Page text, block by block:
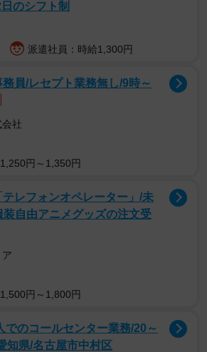
強調し世論を味方に
、マドゥロ政権を「麻薬テロ組
が国際的な麻薬密輸に関与している
回の介入では特に「フェンタニル危
して強調された。
の死者を出している合成麻薬フェ
世論を味方につける強力な武器とな
起訴されていたマドゥロ氏の身柄拘
いがあった。これは1989年のパナマ
輸容疑でノリエガ将軍を拘束した際
らせた形といえる。
油埋蔵量を巡る経済的利害が挙げ
のシフト制
派遣社員：時給1,300円
員/レセプト業務無し/9時～
社
円～1,350円
レフォンオペレーター」/未
自由アニメグッズの注文受
円～1,800円
でのコールセンター業務/20～
知県/名古屋市中村区